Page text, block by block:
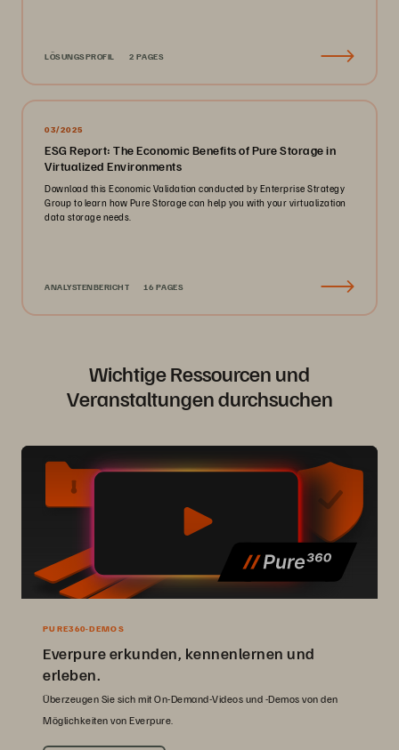
LÖSUNGSPROFIL 2 PAGES
03/2025
ESG Report: The Economic Benefits of Pure Storage in
Virtualized Environments
Download this Economic Validation conducted by Enterprise Strategy
Group to learn how Pure Storage can help you with your virtualization
data storage needs.
ANALYSTENBERICHT 16 PAGES
Wichtige Ressourcen und
Veranstaltungen durchsuchen
PURE360-DEMOS
Everpure erkunden, kennenlernen und
erleben.
Überzeugen Sie sich mit On-Demand-Videos und -Demos von den
Möglichkeiten von Everpure.